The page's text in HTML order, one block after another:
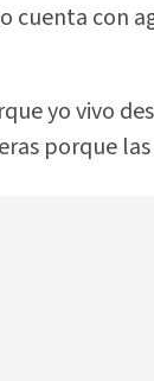
cuenta con
yo vivo
porque